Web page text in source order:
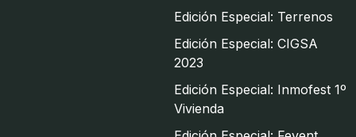
Edición Especial: Terrenos
Edición Especial: CIGSA
2023
Edición Especial: Inmofest 1º
Vivienda